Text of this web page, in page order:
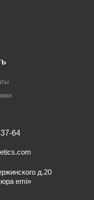
64
д.20
emi»